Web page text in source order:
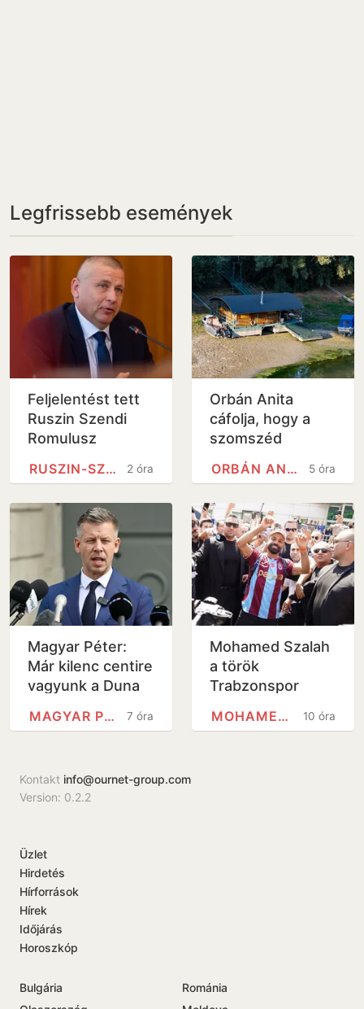
Legfrissebb események
Feljelentést tett
Ruszin Szendi
Romulusz
miatt
2 óra
RUSZIN-SZENDI ROMULUSZ
Orbán Anita
cáfolja, hogy a
szomszéd
országok
felelősek a Duna
vízállásáért,
Szlovákia is…
5 óra
ORBÁN ANITA
Magyar Péter:
Már kilenc centire
vagyunk a Duna
7 óra
MAGYAR PÉTER
Mohamed Szalah
a török
Trabzonspor
igazolt
10 óra
MOHAMED SZALÁH
Kontakt info@ournet-group.com
Version: 0.2.2
Üzlet
Hirdetés
Hírforrások
Hírek
Időjárás
Horoszkóp
Bulgária
Románia